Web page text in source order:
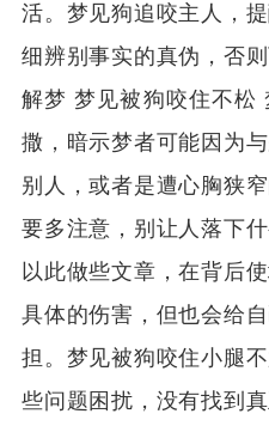
活。梦见狗追咬主人，
细辨别事实的真伪，否
解梦 梦见被狗咬住不松
撒，暗示梦者可能因为
别人，或者是遭心胸狭
要多注意，别让人落下
以此做些文章，在背后
具体的伤害，但也会给
担。梦见被狗咬住小腿
些问题困扰，没有找到